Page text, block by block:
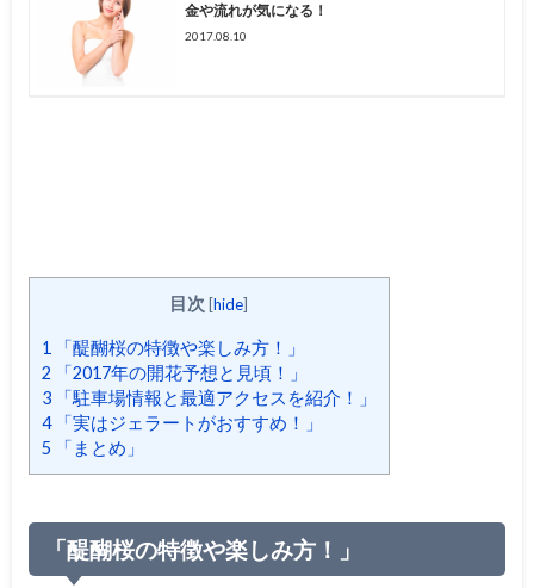
金や流れが気になる！
2017.08.10
目次 [hide]
1
「醍醐桜の特徴や楽しみ方！」
2 「2017年の開花予想と見頃！」
3「駐車場情報と最適アクセスを紹介！」
4「実はジェラートがおすすめ！」
5 「まとめ」
「醍醐桜の特徴や楽しみ方！」